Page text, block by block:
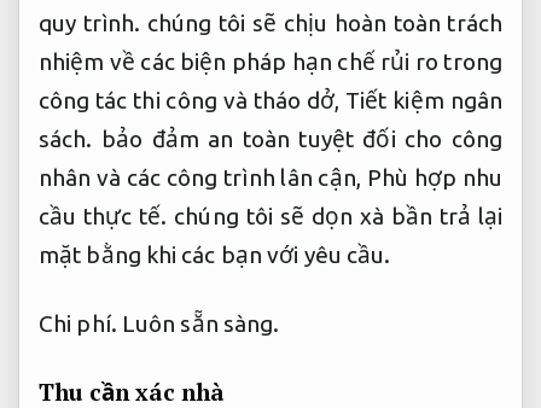
quy trình. chúng tôi sẽ chịu hoàn toàn trách
nhiệm về các biện pháp hạn chế rủi ro trong
công tác thi công và tháo dở, Tiết kiệm ngân
sách. bảo đảm an toàn tuyệt đối cho công
nhân và các công trình lân cận, Phù hợp nhu
cầu thực tế. chúng tôi sẽ dọn xà bần trả lại
mặt bằng khi các bạn với yêu cầu.
Chi phí. Luôn sẵn sàng.
Thu cần xác nhà